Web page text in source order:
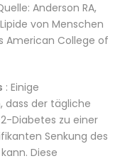
Anderson RA,
von Menschen
American College of
: Einige
dass der tägliche
Diabetes zu einer
Senkung des
Diese